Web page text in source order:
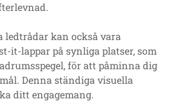
ledtrådar kan också vara
it-lappar på synliga platser, som
för att påminna dig
Denna ständiga visuella
ditt engagemang.